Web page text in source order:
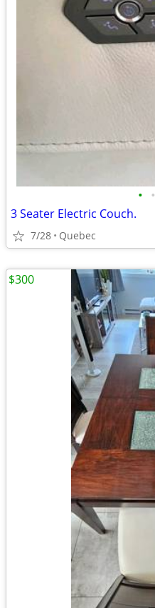
• •
3 Seater Electric Couch.
7/28 Quebec
$300